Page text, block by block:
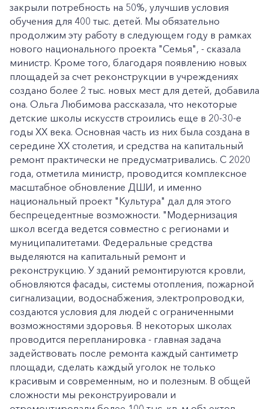
закрыли потребность на 50%, улучшив условия
обучения для 400 тыс. детей. Мы обязательно
продолжим эту работу в следующем году в рамках
нового национального проекта "Семья", - сказала
министр. Кроме того, благодаря появлению новых
площадей за счет реконструкции в учреждениях
создано более 2 тыс. новых мест для детей, добавила
она. Ольга Любимова рассказала, что некоторые
детские школы искусств строились еще в 20-30-е
годы XX века. Основная часть из них была создана в
середине XX столетия, и средства на капитальный
ремонт практически не предусматривались. С 2020
года, отметила министр, проводится комплексное
масштабное обновление ДШИ, и именно
национальный проект "Культура" дал для этого
беспрецедентные возможности. "Модернизация
школ всегда ведется совместно с регионами и
муниципалитетами. Федеральные средства
выделяются на капитальный ремонт и
реконструкцию. У зданий ремонтируются кровли,
обновляются фасады, системы отопления, пожарной
сигнализации, водоснабжения, электропроводки,
создаются условия для людей с ограниченными
возможностями здоровья. В некоторых школах
проводится перепланировка - главная задача
задействовать после ремонта каждый сантиметр
площади, сделать каждый уголок не только
красивым и современным, но и полезным. В общей
сложности мы реконструировали и